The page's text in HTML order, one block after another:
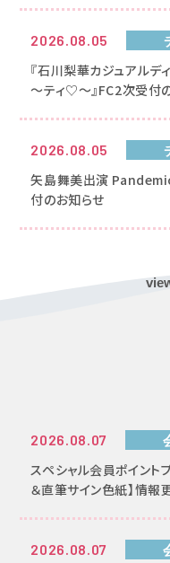
2026.08.05
『石川梨華カジュアル
～ティ♡～』FC2次受付
2026.08.05
矢島舞美出演
付のお知らせ
会
2026.08.07
スペシャル会員ポイン
＆直筆サイン色紙】情報
2026.08.07